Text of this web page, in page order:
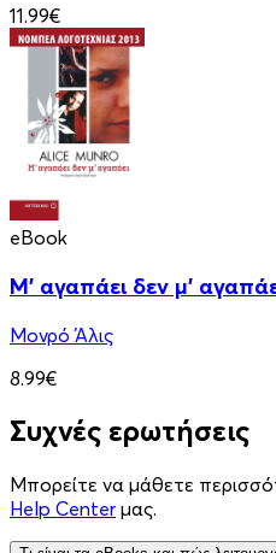
11.99€
eBook
Μ' αγαπάει δεν μ'
Μονρό Άλις
8.99€
Συχνές ερωτήσεις
Μπορείτε να μάθετε
Help Center μας.